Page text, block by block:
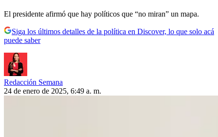
El presidente afirmó que hay políticos que “no miran” un mapa.
Siga los últimos detalles de la política en Discover, lo que solo acá
puede saber
Redacción Semana
24 de enero de 2025, 6:49 a. m.